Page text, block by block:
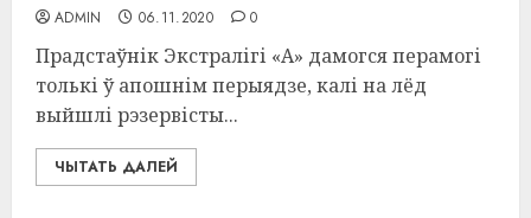
ADMIN 06.11.2020 0
Прадстаўнік Экстралігі «А» дамогся перамогі
толькі ў апошнім перыядзе, калі на лёд
выйшлі рэзервісты...
ЧЫТАТЬ ДАЛЕЙ